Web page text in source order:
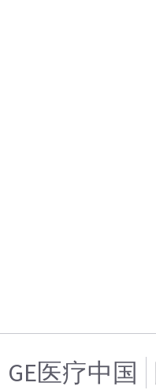
GE医疗中国